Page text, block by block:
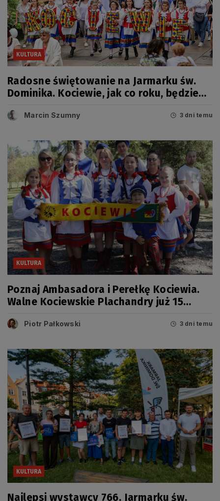
KULTURA
Radosne świętowanie na Jarmarku św.
Dominika. Kociewie, jak co roku, będzie
Marcin Szumny 3 dni temu
KULTURA
Poznaj Ambasadora i Perełkę Kociewia.
Walne Kociewskie Plachandry już 15
Piotr Pałkowski 3 dni temu
KULTURA
Najlepsi wystawcy 766. Jarmarku św.